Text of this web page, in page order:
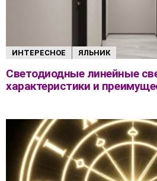
ИНТЕРЕСНОЕ ЯЛЬНИК
Светодиодные линейные
характеристики и